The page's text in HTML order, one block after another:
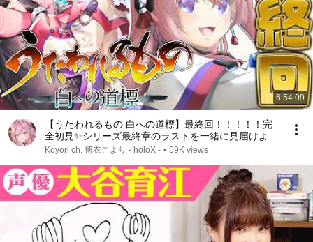
6:54:09
【うたわれるもの 白への道標】最終回！！！！！完
全初見✨シリーズ最終章のラストを一緒に見届けよ
う・・・！ #5 【博衣こより/ホロライブ】※ネタバレ
Koyori ch. 博衣こより - holoX - • 59K views